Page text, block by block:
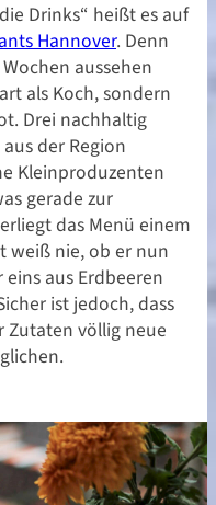
Drinks“ heißt es auf
Hannover. Denn
aussehen
als Koch, sondern
Drei nachhaltig
der Region
Kleinproduzenten
gerade zur
das Menü einem
weiß nie, ob er nun
aus Erdbeeren
ist jedoch, dass
Zutaten völlig neue